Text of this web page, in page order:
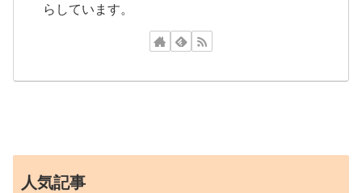
らしています。
人気記事